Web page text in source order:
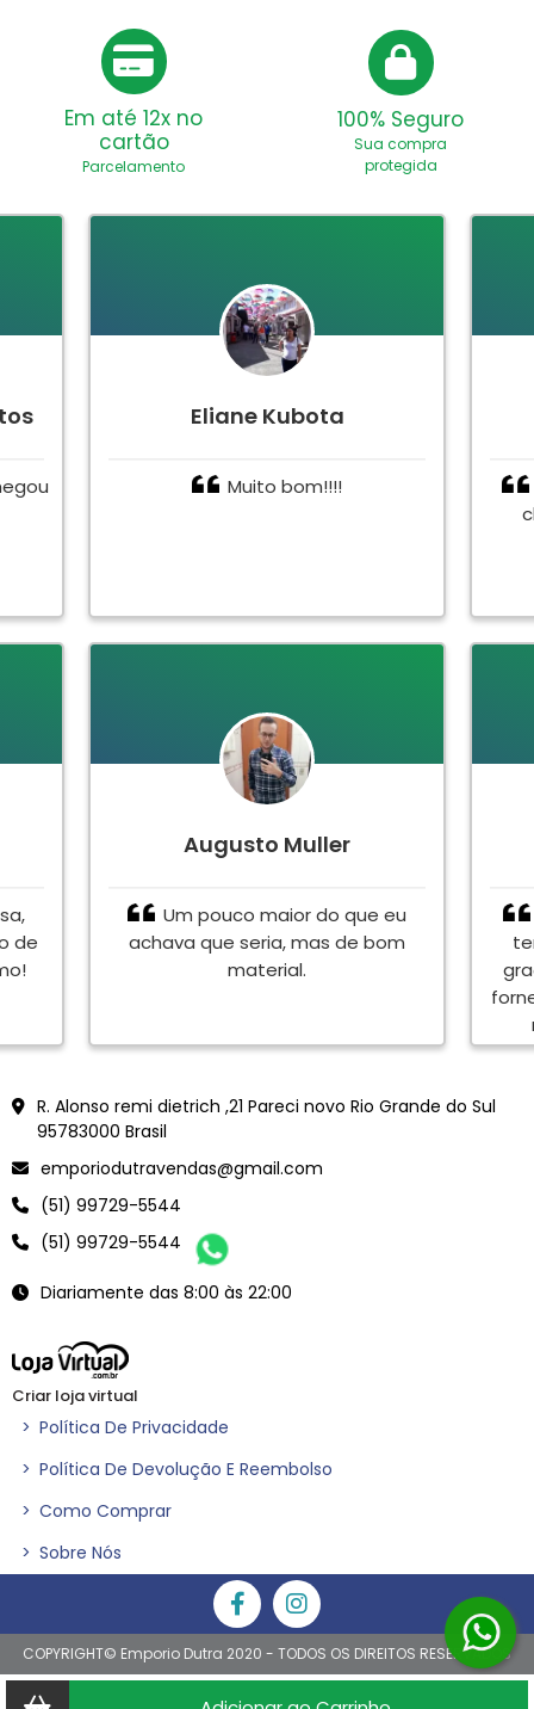
Em até 12x no
cartão
Parcelamento
100% Seguro
Sua compra
protegida
Eliane Kubota
Muito bom!!!!
de
Augusto Muller
Um pouco maior do que eu
achava que seria, mas de bom
material.
R. Alonso remi dietrich ,21 Pareci novo Rio Grande do Sul
95783000 Brasil
emporiodutravendas@gmail.com
(51) 99729-5544
(51) 99729-5544
Diariamente das 8:00 às 22:00
Criar loja virtual
> Política De Privacidade
> Política De Devolução E Reembolso
> Como Comprar
> Sobre Nós
COPYRIGHT© Emporio Dutra 2020 - TODOS OS DIREITOS RESERVADOS